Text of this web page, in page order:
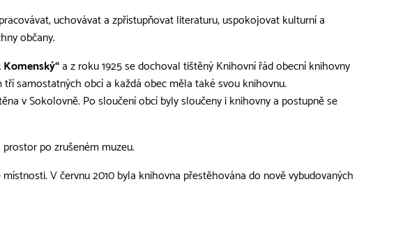
uchovávat a zpřístupňovat literaturu, uspokojovat kulturní a
občany.
a z roku 1925 se dochoval tištěný Knihovní řád obecní knihovny
samostatných obcí a každá obec měla také svou knihovnu.
v Sokolovně. Po sloučení obcí byly sloučeny i knihovny a postupně se
po zrušeném muzeu.
V červnu 2010 byla knihovna přestěhována do nově vybudovaných